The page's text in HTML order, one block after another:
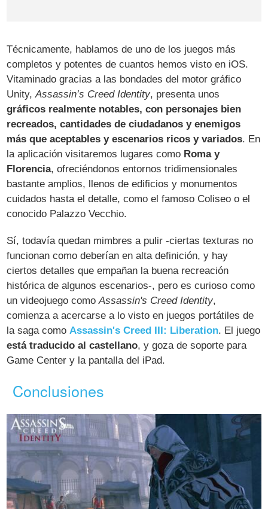
Técnicamente, hablamos de uno de los juegos más
completos y potentes de cuantos hemos visto en iOS.
Vitaminado gracias a las bondades del motor gráfico
Unity,Assassin’s Creed Identity, presenta unos
gráficos realmente notables, con personajes bien
recreados, cantidades de ciudadanos y enemigos
más que aceptables y escenarios ricos y variados. En
la aplicación visitaremos lugares como Roma y
Florencia, ofreciéndonos entornos tridimensionales
bastante amplios, llenos de edificios y monumentos
cuidados hasta el detalle, como el famoso Coliseo o el
conocido Palazzo Vecchio.
Sí, todavía quedan mimbres a pulir -ciertas texturas no
funcionan como deberían en alta definición, y hay
ciertos detalles que empañan la buena recreación
histórica de algunos escenarios-, pero es curioso como
un videojuego comoAssassin's Creed Identity,
comienza a acercarse a lo visto en juegos portátiles de
la saga comoAssassin's Creed III: Liberation. El juego
está traducido al castellano, y goza de soporte para
Game Center y la pantalla del iPad.
Conclusiones